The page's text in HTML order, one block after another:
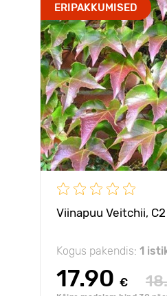
ERIPAKKUMISED
Viinapuu Veitchii, С2
Kogus pakendis: 1
17.90 €